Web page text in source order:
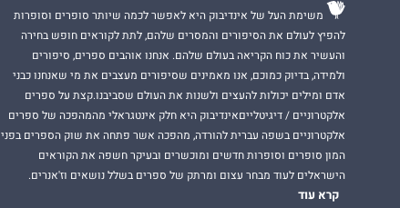
משימת העל של אינדיבוק היא לאפשר לכמה שיותר סופרים וסופרות
להפיץ לעולם את הסיפורים והמסרים שלהם, לתת לקוראים חופש בחירה
והעשיר את כוח הקריאה בעולם שלהם. אנחנו אוהבים ספרים, סיפורים
ולמידה, בדיוק כמוכם, אנו מאמינים שסיפורים מעצבים את מי שאנחנו כבני
אדם ומילים יכולות להעצים ולשנות את העולם שסביבנו.קצת על ספרים
אלקטרוניים / דיגיטלייםאינדיבוק היא חלק אינטגראלי מהמהפכה של ספרים
אלקטרוניים בשפה עברית להורדה, מהפכה אשר פתחה את שוק הספרים בפני
המון סופרים וסופרות חדשים ומוכשרים ובעיקר חשפה את הקוראים
הישראלים לעוד מבחר עצום ומרתק של ספרים בשלל נושאים וז'אנרים.
קרא עוד